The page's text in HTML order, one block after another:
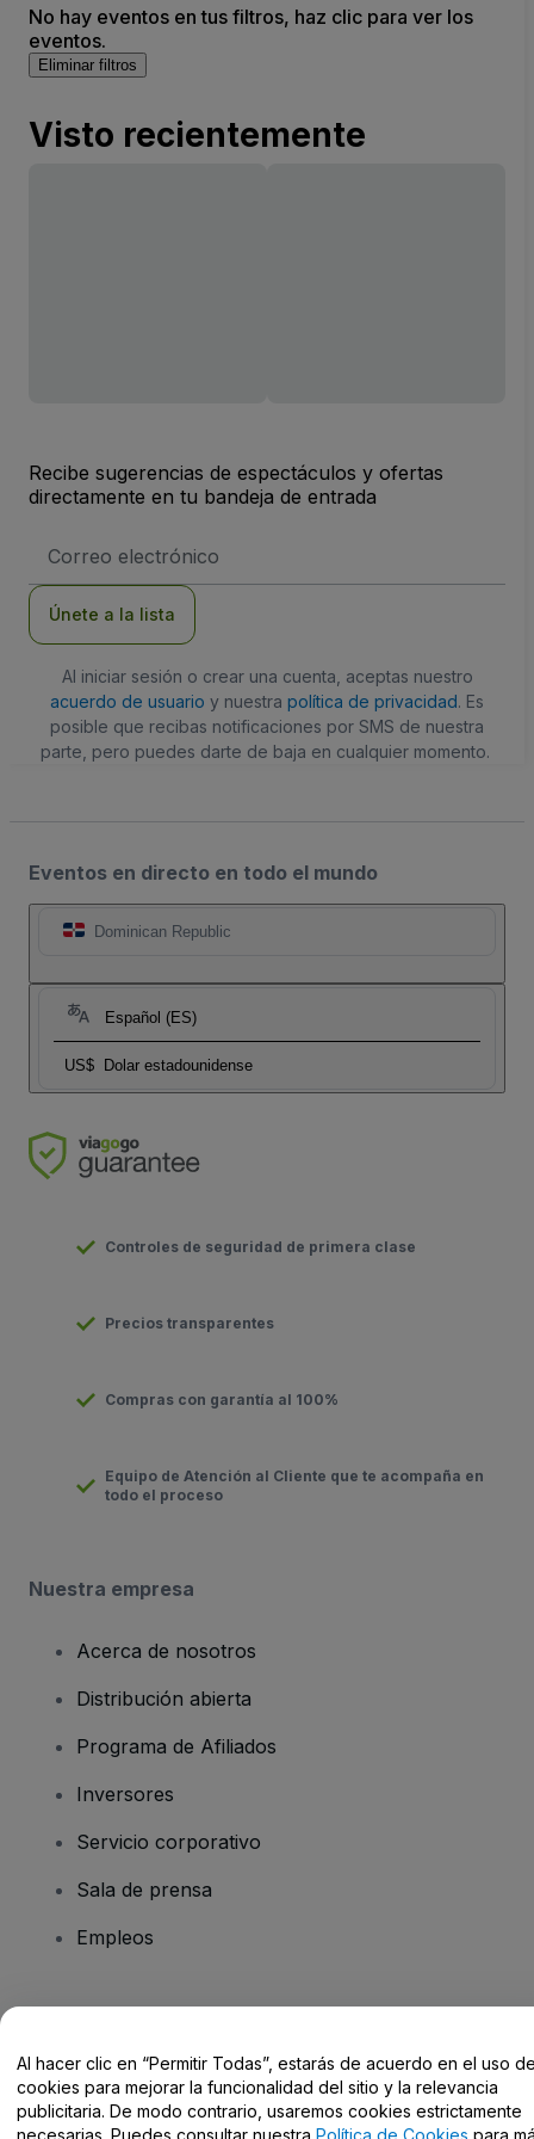
No hay eventos en tus filtros, haz clic para ver los
eventos.
Eliminar filtros
Visto recientemente
Recibe sugerencias de espectáculos y ofertas
directamente en tu bandeja de entrada
de
Únete a la lista
Al iniciar sesión o crear una cuenta, aceptas nuestro
acuerdo de usuario y nuestra política de privacidad. Es
posible que recibas notificaciones por SMS de nuestra
parte, pero puedes darte de baja en cualquier momento.
Eventos en directo en todo el mundo
Dominican Republic
Español (ES)
US$ Dolar estadounidense
Controles de seguridad de primera clase
Precios transparentes
Compras con garantía al 100%
Equipo de Atención al Cliente que te acompaña en
todo el proceso
Nuestra empresa
Acerca de nosotros
Distribución abierta
Programa de Afiliados
Inversores
Servicio corporativo
Sala de prensa
Empleos
Centro de Ayuda / Contacto
Al hacer clic en “Permitir Todas”, estarás de acuerdo en el uso
cookies para mejorar la funcionalidad del sitio y la relevancia
publicitaria. De modo contrario, usaremos cookies estrictamente
necesarias. Puedes consultar nuestra Política de Cookies para